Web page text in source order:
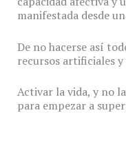
manifestada desde
De no hacerse así
recursos artificiales y
Activar la vida, y no
para empezar a